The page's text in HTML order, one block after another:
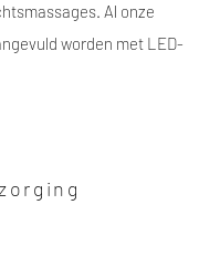
Al onze
worden met LED-